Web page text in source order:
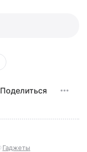
Поделиться
Гаджеты